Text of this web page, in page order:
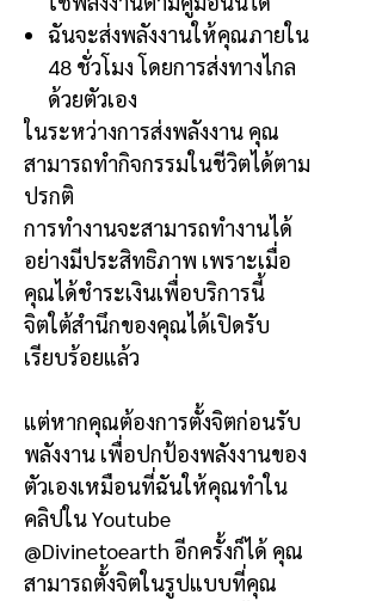
ฉันจะส่งพลังงานให้คุณภายใน
48 ชั่วโมง โดยการส่งทางไกล
ด้วยตัวเอง
ในระหว่างการส่งพลังงาน คุณ
สามารถทำกิจกรรมในชีวิตได้ตาม
ปรกติ
การทำงานจะสามารถทำงานได้
อย่างมีประสิทธิภาพ เพราะเมื่อ
คุณได้ชำระเงินเพื่อบริการนี้
จิตใต้สำนึกของคุณได้เปิดรับ
เรียบร้อยแล้ว
แต่หากคุณต้องการตั้งจิตก่อนรับ
พลังงาน เพื่อปกป้องพลังงานของ
ตัวเองเหมือนที่ฉันให้คุณทำใน
คลิปในYoutube
@Divinetoearth อีกครั้งก็ได้ คุณ
สามารถตั้งจิตในรูปแบบที่คุณ